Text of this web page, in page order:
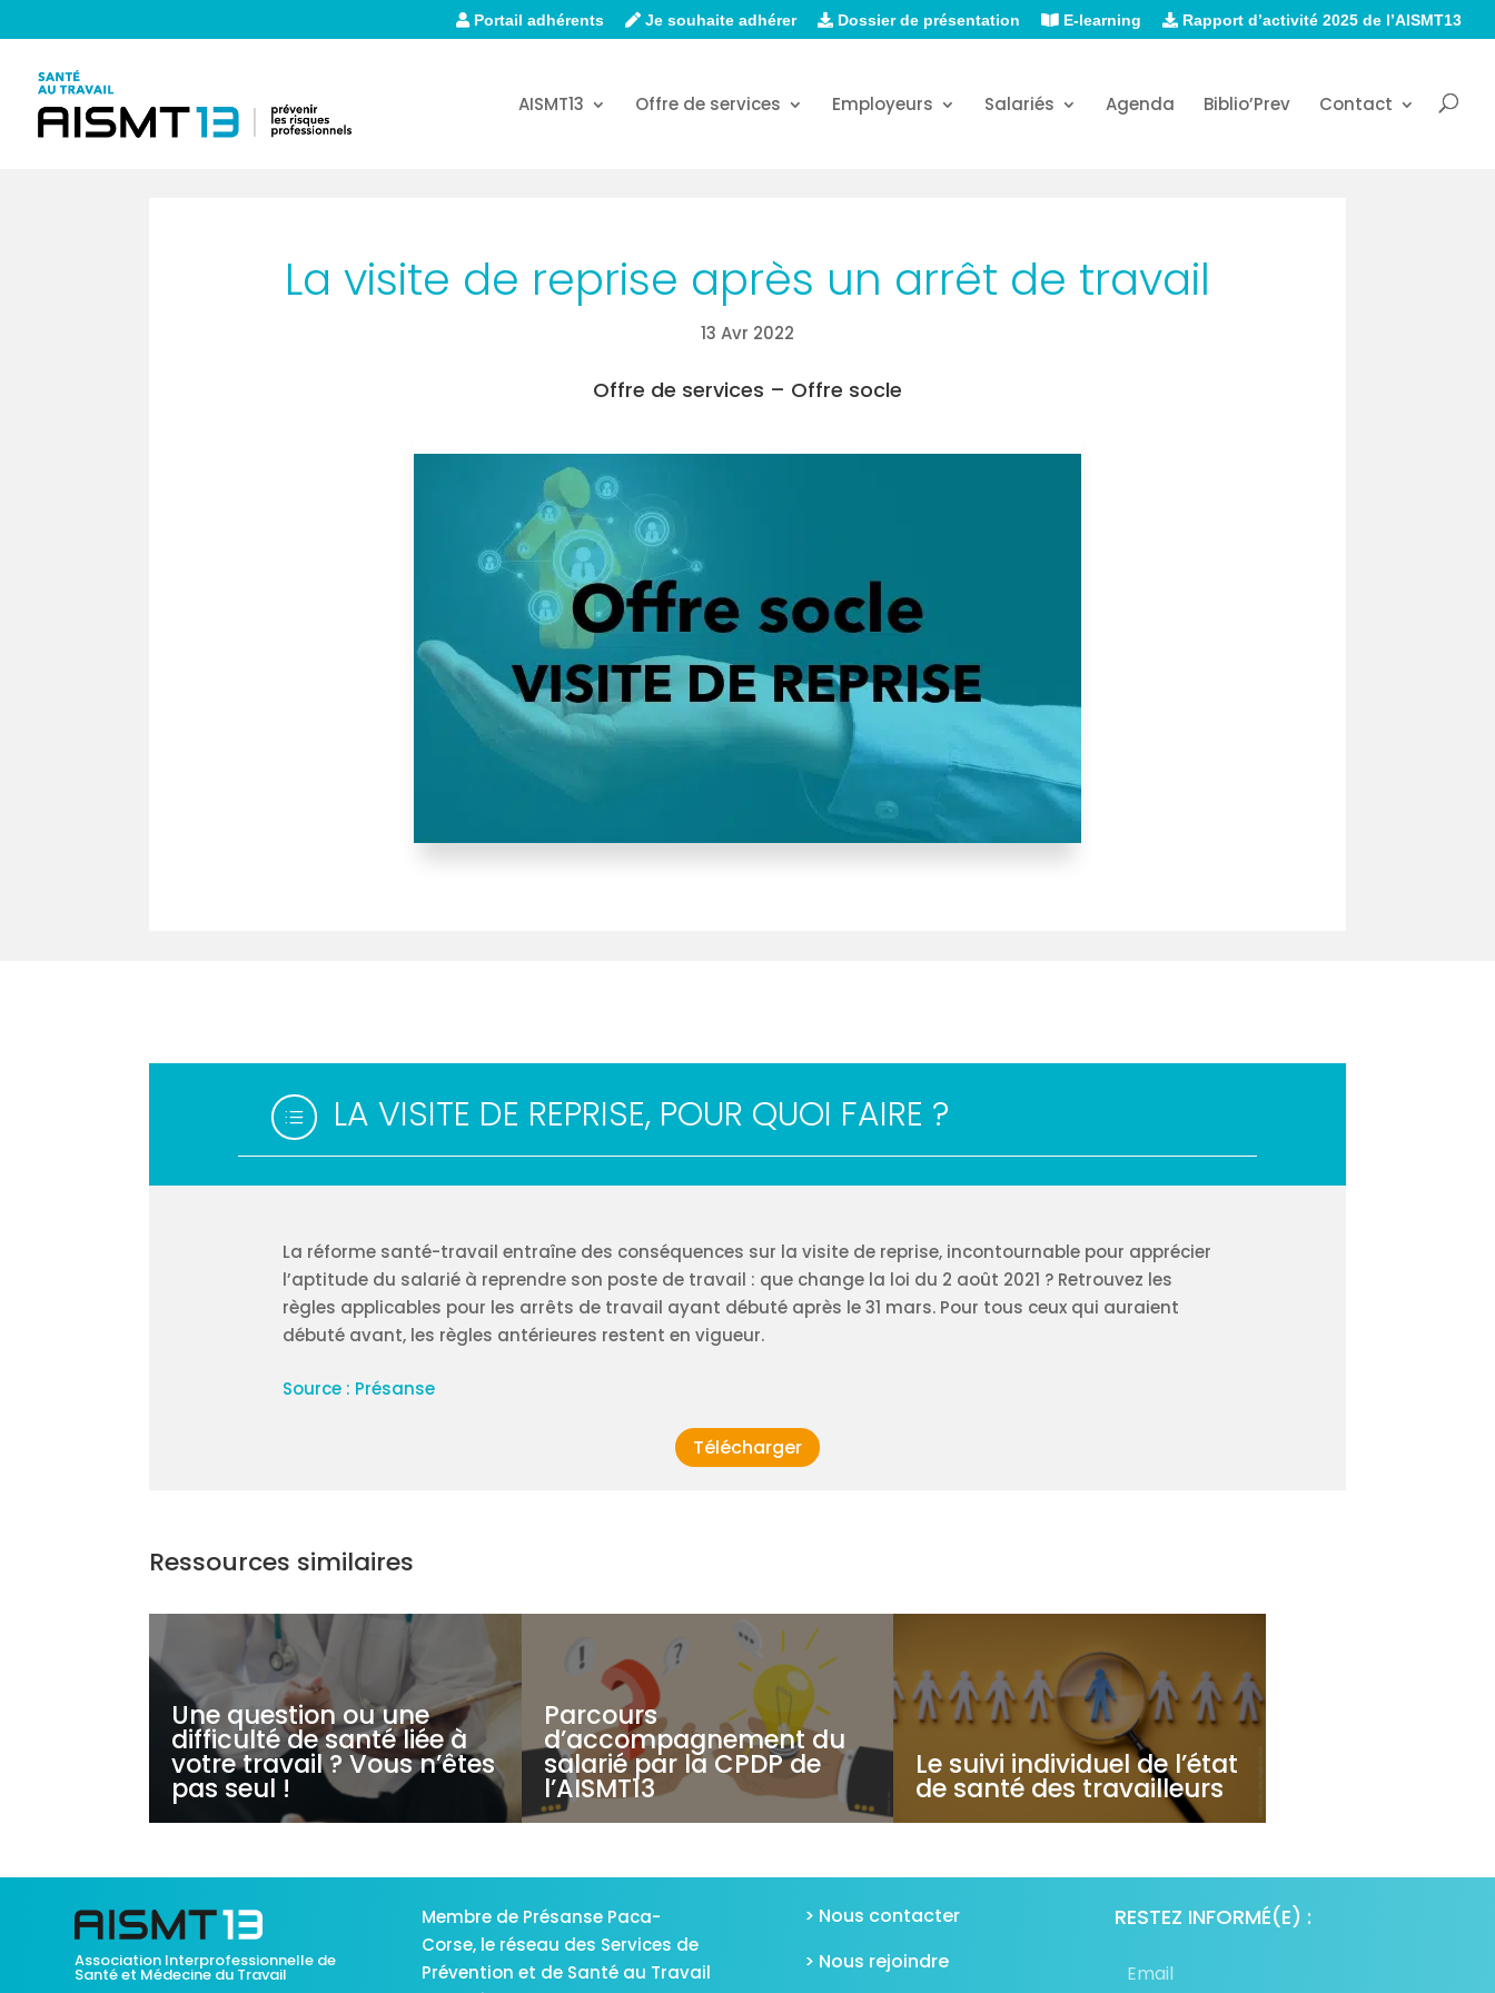
Portail adhérents Je souhaite adhérer Dossier de présentation E-learning Rapport d’activité 2025 de l’AISMT13
AISMT13 Offre de services Employeurs Salariés Agenda Biblio’Prev Contact
La visite de reprise après un arrêt de travail
13 Avr 2022
Offre de services – Offre socle
d LA VISITE DE REPRISE, POUR QUOI FAIRE ?
La réforme santé-travail entraîne des conséquences sur la visite de reprise, incontournable pour apprécier
l’aptitude du salarié à reprendre son poste de travail : que change la loi du 2 août 2021 ? Retrouvez les
règles applicables pour les arrêts de travail ayant débuté après le 31 mars. Pour tous ceux qui auraient
débuté avant, les règles antérieures restent en vigueur.
Source : Présanse
Télécharger
Ressources similaires
Une question ou une
difficulté de santé liée à
votre travail ? Vous n’êtes
pas seul !
Parcours
d’accompagnement du
salarié par la CPDP de
l’AISMT13
Le suivi individuel de l’état
de santé des travailleurs
Association Interprofessionnelle de
Santé et Médecine du Travail
Membre de Présanse Paca-
Corse, le réseau des Services de
Prévention et de Santé au Travail
> Nous contacter
> Nous rejoindre
RESTEZ INFORMÉ(E) :